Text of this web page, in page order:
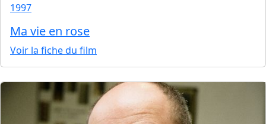
1997
Ma vie en rose
Voir la fiche du film